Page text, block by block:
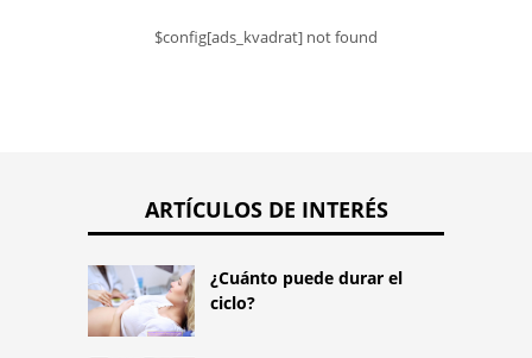
$config[ads_kvadrat] not found
ARTÍCULOS DE INTERÉS
¿Cuánto puede durar el
ciclo?